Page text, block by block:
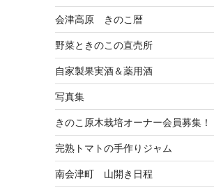
会津高原 きのこ暦
野菜ときのこの直売所
自家製果実酒＆薬用酒
写真集
きのこ原木栽培オーナー会員募集！
完熟トマトの手作りジャム
南会津町 山開き日程